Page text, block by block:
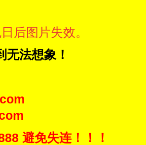
后图片失效。
法想象！
避免失连！！！